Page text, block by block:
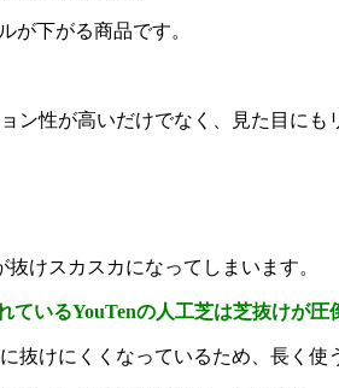
が下がる商品です。
性が高いだけでなく、見た目にも
けスカスカになってしまいます。
ているYouTenの人工芝は芝抜けが圧
抜けにくくなっているため、長く使